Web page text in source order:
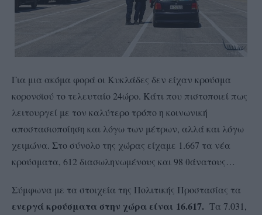
Για μια ακόμα φορά οι Κυκλάδες δεν είχαν κρούσμα
κορονοϊού το τελευταίο 24ώρο. Κάτι που πιστοποιεί πως
λειτουργεί με τον καλύτερο τρόπο η κοινωνική
αποστασιοποίηση και λόγω των μέτρων, αλλά και λόγω
χειμώνα. Στο σύνολο της χώρας είχαμε 1.667 τα νέα
κρούσματα, 612 διασωληνωμένους και 98 θάνατους…
Σύμφωνα με τα στοιχεία της Πολιτικής Προστασίας τα
ενεργά κρούσματα στην χώρα είναι 16.617. Τα 7.031,